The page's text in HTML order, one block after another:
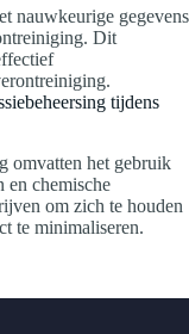
nauwkeurige gegevens
Dit
tijdens
omvatten het gebruik
en chemische
om zich te houden
te minimaliseren.